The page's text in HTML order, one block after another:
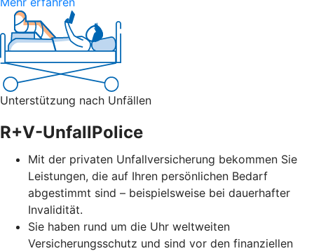
Unterstützung nach Unfällen
R+V-UnfallPolice
Mit der privaten Unfallversicherung bekommen Sie
Leistungen, die auf Ihren persönlichen Bedarf
abgestimmt sind – beispielsweise bei dauerhafter
Invalidität.
Sie haben rund um die Uhr weltweiten
Versicherungsschutz und sind vor den finanziellen